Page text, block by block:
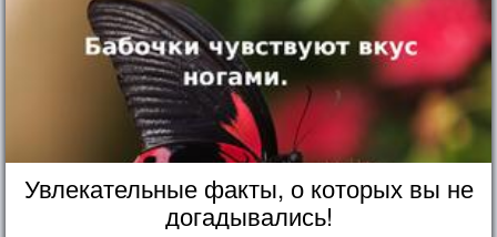
Увлекательные факты, о которых вы не
догадывались!